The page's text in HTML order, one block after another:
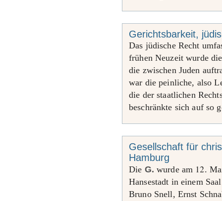
Gerichtsbarkeit,
Das jüdische Recht
frühen Neuzeit wurde
die zwischen Juden
war die peinliche, also
die der staatlichen
beschränkte sich auf so
Gesellschaft für
Hamburg
Die G. wurde am 12.
Hansestadt in einem
Bruno Snell, Ernst